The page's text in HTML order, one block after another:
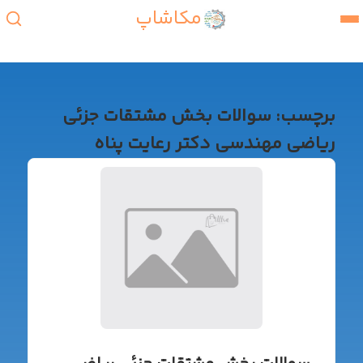
مکاشاپ
برچسب: سوالات بخش مشتقات جزئی
ریاضی مهندسی دکتر رعایت پناه